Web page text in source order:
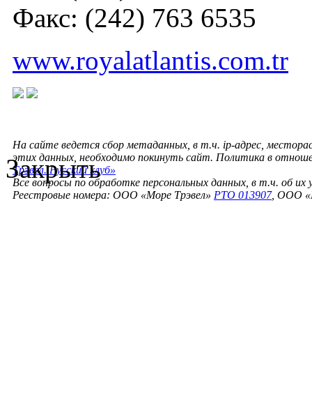
Факс: (242) 763 6535
www.royalatlantis.com.tr
На сайте ведется сбор метаданных, в т.ч. ip-адрес,
этих данных, необходимо покинуть сайт. Политика в
Трэвел. Русский клуб»
Все вопросы по обработке персональных данных, в т.ч. об их
Реестровые номера: ООО «Море Трэвел» РТО 013907, ООО
Закрыть